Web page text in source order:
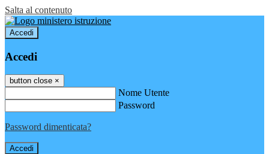
Salta al contenuto
Accedi
Accedi
button close ×
Nome Utente
Password
Password dimenticata?